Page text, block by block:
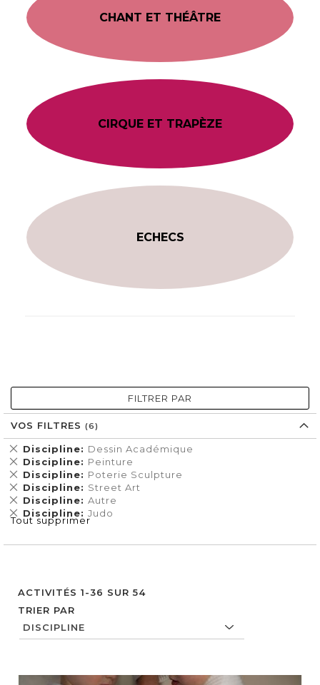
CHANT ET THÉÂTRE
CIRQUE ET TRAPÈZE
ECHECS
ACTIVITÉS 1-36 SUR 54
TRIER PAR
FILTRER PAR
VOS FILTRES
Discipline Dessin Académique
Supprimer
cet
Élément
Discipline Peinture
Supprimer
cet
Élément
Discipline Poterie Sculpture
Supprimer
cet
Élément
Discipline Street Art
Supprimer
cet
Élément
Discipline Autre
Supprimer
cet
Élément
Discipline Judo
Supprimer
cet
Tout supprimer